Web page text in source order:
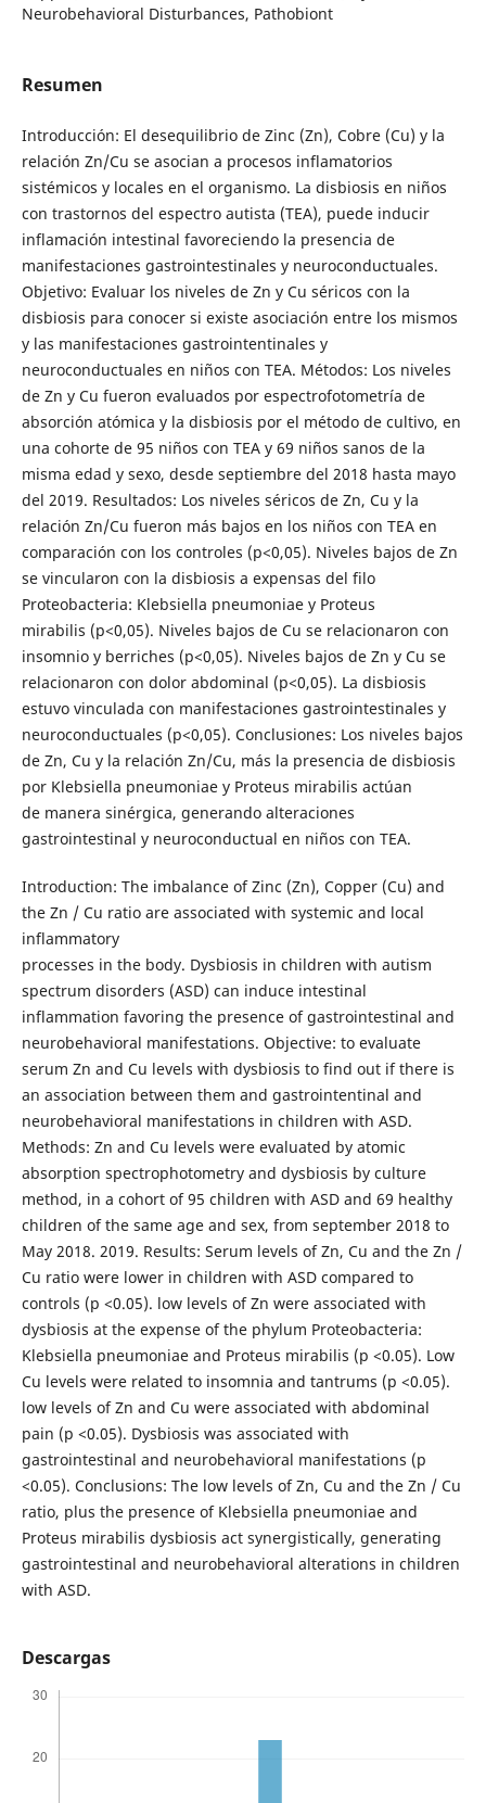
Neurobehavioral Disturbances, Pathobiont
Resumen
Introducción: El desequilibrio de Zinc (Zn), Cobre (Cu) y la
relación Zn/Cu se asocian a procesos inflamatorios
sistémicos y locales en el organismo. La disbiosis en niños
con trastornos del espectro autista (TEA), puede inducir
inflamación intestinal favoreciendo la presencia de
manifestaciones gastrointestinales y neuroconductuales.
Objetivo: Evaluar los niveles de Zn y Cu séricos con la
disbiosis para conocer si existe asociación entre los mismos
y las manifestaciones gastrointentinales y
neuroconductuales en niños con TEA. Métodos: Los niveles
de Zn y Cu fueron evaluados por espectrofotometría de
absorción atómica y la disbiosis por el método de cultivo, en
una cohorte de 95 niños con TEA y 69 niños sanos de la
misma edad y sexo, desde septiembre del 2018 hasta mayo
del 2019. Resultados: Los niveles séricos de Zn, Cu y la
relación Zn/Cu fueron más bajos en los niños con TEA en
comparación con los controles (p<0,05). Niveles bajos de Zn
se vincularon con la disbiosis a expensas del filo
Proteobacteria: Klebsiella pneumoniae y Proteus
mirabilis (p<0,05). Niveles bajos de Cu se relacionaron con
insomnio y berriches (p<0,05). Niveles bajos de Zn y Cu se
relacionaron con dolor abdominal (p<0,05). La disbiosis
estuvo vinculada con manifestaciones gastrointestinales y
neuroconductuales (p<0,05). Conclusiones: Los niveles bajos
de Zn, Cu y la relación Zn/Cu, más la presencia de disbiosis
por Klebsiella pneumoniae y Proteus mirabilis actúan
de manera sinérgica, generando alteraciones
gastrointestinal y neuroconductual en niños con TEA.
Introduction: The imbalance of Zinc (Zn), Copper (Cu) and
the Zn / Cu ratio are associated with systemic and local
inflammatory
processes in the body. Dysbiosis in children with autism
spectrum disorders (ASD) can induce intestinal
inflammation favoring the presence of gastrointestinal and
neurobehavioral manifestations. Objective: to evaluate
serum Zn and Cu levels with dysbiosis to find out if there is
an association between them and gastrointentinal and
neurobehavioral manifestations in children with ASD.
Methods: Zn and Cu levels were evaluated by atomic
absorption spectrophotometry and dysbiosis by culture
method, in a cohort of 95 children with ASD and 69 healthy
children of the same age and sex, from september 2018 to
May 2018. 2019. Results: Serum levels of Zn, Cu and the Zn /
Cu ratio were lower in children with ASD compared to
controls (p <0.05). low levels of Zn were associated with
dysbiosis at the expense of the phylum Proteobacteria:
Klebsiella pneumoniae and Proteus mirabilis (p <0.05). Low
Cu levels were related to insomnia and tantrums (p <0.05).
low levels of Zn and Cu were associated with abdominal
pain (p <0.05). Dysbiosis was associated with
gastrointestinal and neurobehavioral manifestations (p
<0.05). Conclusions: The low levels of Zn, Cu and the Zn / Cu
ratio, plus the presence of Klebsiella pneumoniae and
Proteus mirabilis dysbiosis act synergistically, generating
gastrointestinal and neurobehavioral alterations in children
with ASD.
Descargas